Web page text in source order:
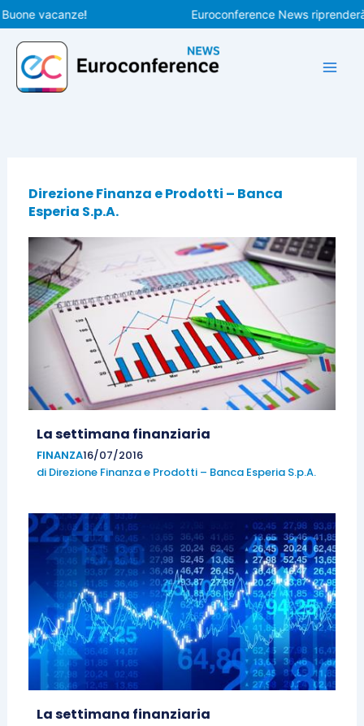
Vai
al
contenuto
vacanze! Euroconference News riprenderà le
Direzione Finanza e Prodotti – Banca
Esperia S.p.A.
La settimana finanziaria
FINANZA16/07/2016
di Direzione Finanza e Prodotti – Banca Esperia S.p.A.
La settimana finanziaria
PaginaPagina
Pagina
Pagina
Pagina